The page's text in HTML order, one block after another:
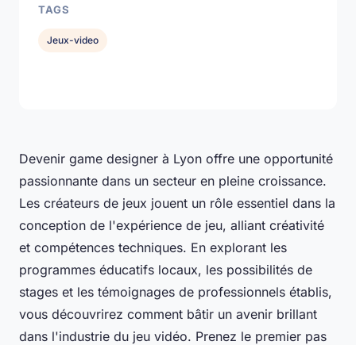
Devenir game designer à Lyon offre une opportunité
passionnante dans un secteur en pleine croissance.
Les créateurs de jeux jouent un rôle essentiel dans la
conception de l'expérience de jeu, alliant créativité
et compétences techniques. En explorant les
programmes éducatifs locaux, les possibilités de
stages et les témoignages de professionnels établis,
vous découvrirez comment bâtir un avenir brillant
dans l'industrie du jeu vidéo. Prenez le premier pas
TAGS
Jeux-video